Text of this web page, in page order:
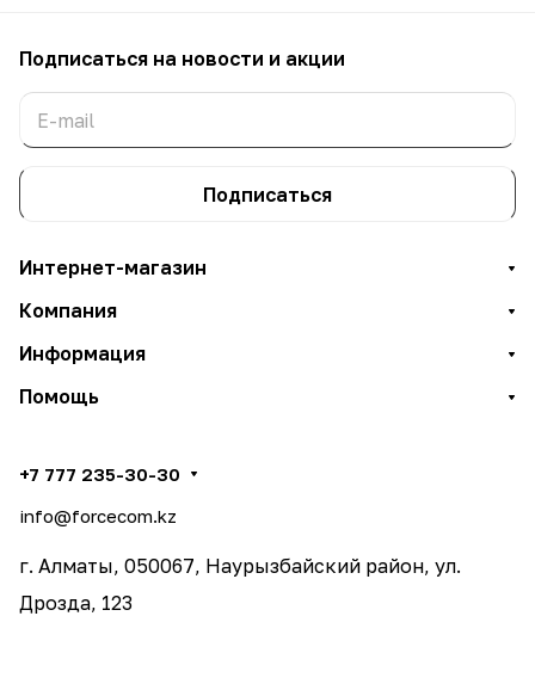
Подписаться на новости и акции
Подписаться
Интернет-магазин
Компания
Информация
Помощь
+7 777 235-30-30
info@forcecom.kz
г. Алматы, 050067, Наурызбайский район, ул.
Дрозда, 123